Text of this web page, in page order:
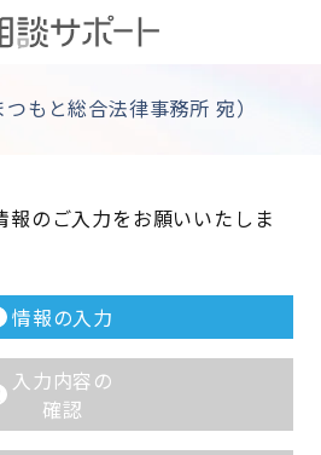
もと総合法律事務所 宛）
のご入力をお願いいたしま
情報の入力
入力内容の
確認